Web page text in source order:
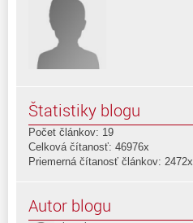
Štatistiky blogu
Počet článkov: 19
Celková čítanosť: 46976x
Priemerná čítanosť článkov: 2472x
Autor blogu